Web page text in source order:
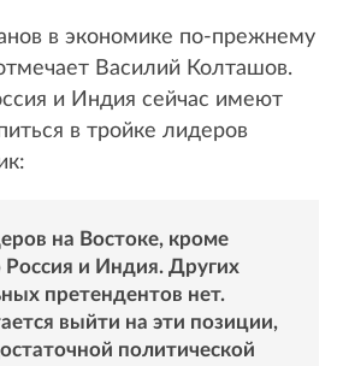
в экономике по-прежнему
Василий Колташов.
и Индия сейчас имеют
в тройке лидеров
на Востоке, кроме
Россия и Индия. Других
претендентов нет.
выйти на эти позиции,
политической